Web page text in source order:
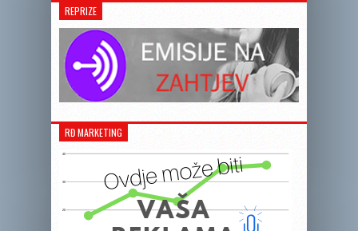
REPRIZE
RĐ MARKETING